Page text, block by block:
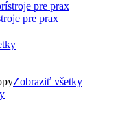
pre prax
Zobraziť všetky